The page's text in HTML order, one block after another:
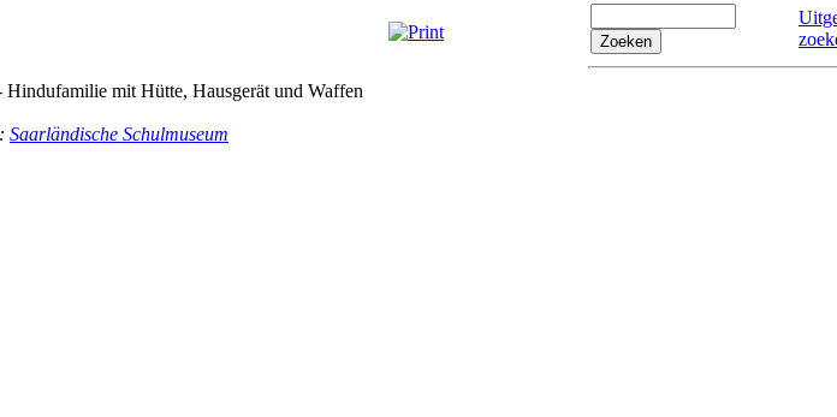
Hindufamilie mit Hütte, Hausgerät und Waffen
Saarländische Schulmuseum